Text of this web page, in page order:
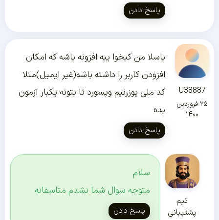
پاسخ دادن
U38887
۲۵ فروردین
۱۴۰۰
باسلا من کبخوا یبه افزونه باشه که امکان
افزودن کاربر را داشته باشه(غیر ایمیل)مثلا
کد ملی یوزرنیم وپسورد تا بتونه یکبار آزمون
بده
پاسخ دادن
تیم
پشتیبانی
سلام
متوجه سوال شما نشدم متاسفانه
پاسخ دادن